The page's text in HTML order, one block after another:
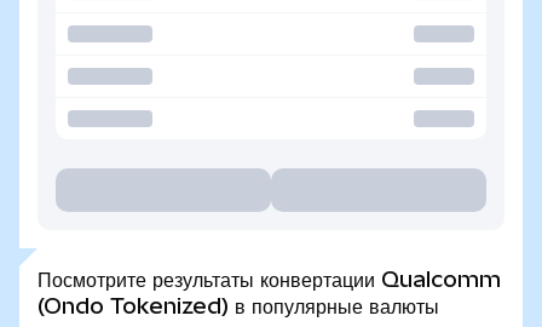
Посмотрите результаты конвертации Qualcomm
(Ondo Tokenized) в популярные валюты